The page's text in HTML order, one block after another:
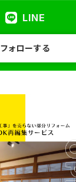
LINE
フォローする